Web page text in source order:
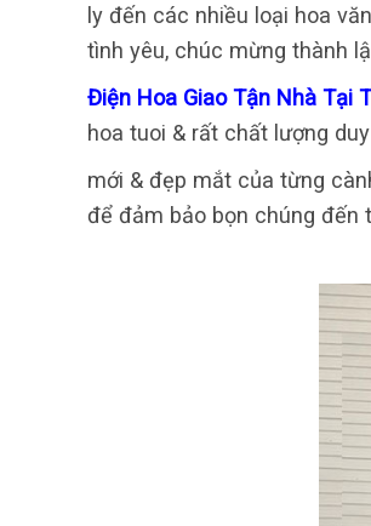
ly đến các nhiều loại hoa
tình yêu, chúc mừng thành
Điện Hoa Giao Tận Nhà Tại
hoa tuoi & rất chất lượng
mới & đẹp mắt của từng
để đảm bảo bọn chúng đến